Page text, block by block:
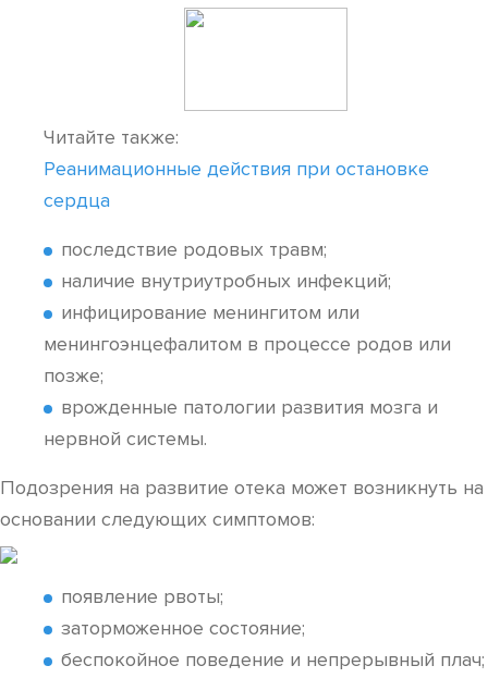
Читайте также:
Реанимационные действия при остановке
сердца
последствие родовых травм;
наличие внутриутробных инфекций;
инфицирование менингитом или
менингоэнцефалитом в процессе родов или
позже;
врожденные патологии развития мозга и
нервной системы.
Подозрения на развитие отека может возникнуть на
основании следующих симптомов:
появление рвоты;
заторможенное состояние;
беспокойное поведение и непрерывный плач;